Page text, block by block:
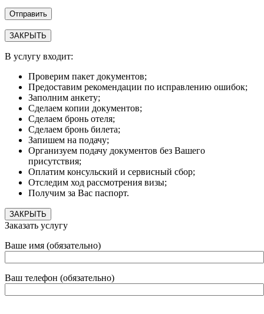
ЗАКРЫТЬ
В услугу входит:
Проверим пакет документов;
Предоставим рекомендации по исправлению ошибок;
Заполним анкету;
Сделаем копии документов;
Сделаем бронь отеля;
Сделаем бронь билета;
Запишем на подачу;
Организуем подачу документов без Вашего
присутствия;
Оплатим консульский и сервисный сбор;
Отследим ход рассмотрения визы;
Получим за Вас паспорт.
ЗАКРЫТЬ
Заказать услугу
Ваше имя (обязательно)
Ваш телефон (обязательно)